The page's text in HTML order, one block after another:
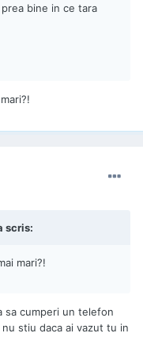
bine in ce tara
scris:
mari?!
sa cumperi un telefon
stiu daca ai vazut tu in